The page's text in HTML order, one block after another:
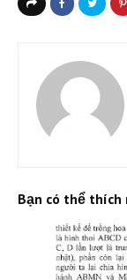
Bạn có thể thích